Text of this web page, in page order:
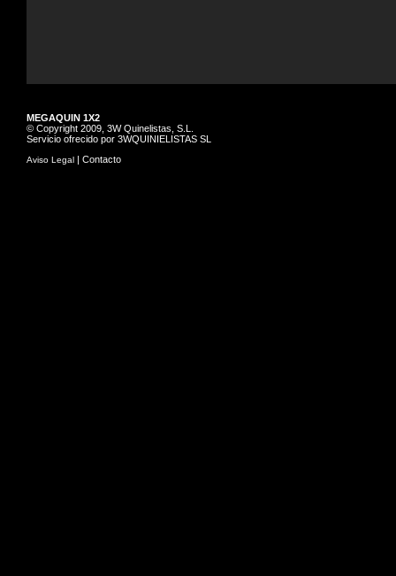
MEGAQUIN 1X2
© Copyright 2009, 3W Quinelistas, S.L.
Servicio ofrecido por 3WQUINIELISTAS SL
Aviso Legal Contacto